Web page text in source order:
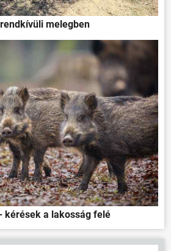
melegben
kérések a lakosság felé